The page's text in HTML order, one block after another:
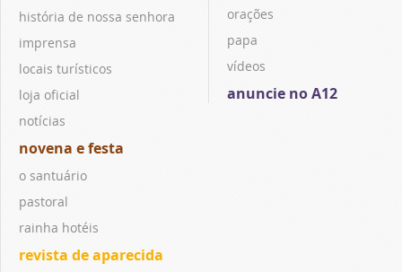
história de nossa senhora
imprensa
locais turísticos
loja oficial
notícias
novena e festa
o santuário
pastoral
rainha hotéis
revista de aparecida
orações
papa
vídeos
anuncie no A12